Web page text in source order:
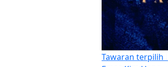
Tawaran terpilih